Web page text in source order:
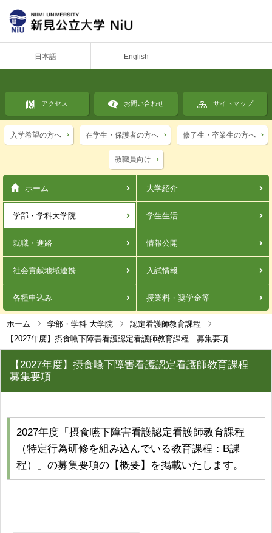
日本語 English
アクセス お問い合わせ サイトマップ
入学希望の方へ 在学生・保護者の方へ 修了生・卒業生の方へ
教職員向け
ホーム 大学紹介
学部・学科大学院 学生生活
就職・進路 情報公開
社会貢献地域連携 入試情報
各種申込み 授業料・奨学金等
ホーム 学部・学科 大学院
認定看護師教育課程
【2027年度】摂食嚥下障害看護認定看護師教育課程 募集要項
【2027年度】摂食嚥下障害看護認定看護師教育課程
募集要項
2027年度「摂食嚥下障害看護認定看護師教育課程
（特定行為研修を組み込んでいる教育課程：B課
程）」の募集要項の【概要】を掲載いたします。